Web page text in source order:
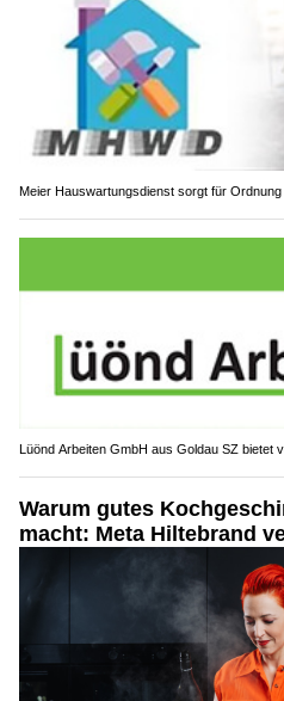
Meier Hauswartungsdienst sorgt für
Lüönd Arbeiten GmbH aus Goldau SZ bietet
Warum gutes
macht: Meta Hiltebrand